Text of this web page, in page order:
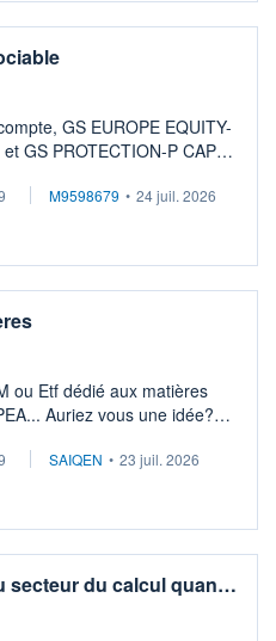
GS EUROPE EQUITY-
GS PROTECTION-P CAP
signale ...
M9598679 • 24 juil. 2026
ou Etf dédié aux matières
Auriez vous une idée?
SAIQEN • 23 juil. 2026
secteur du calcul quan…